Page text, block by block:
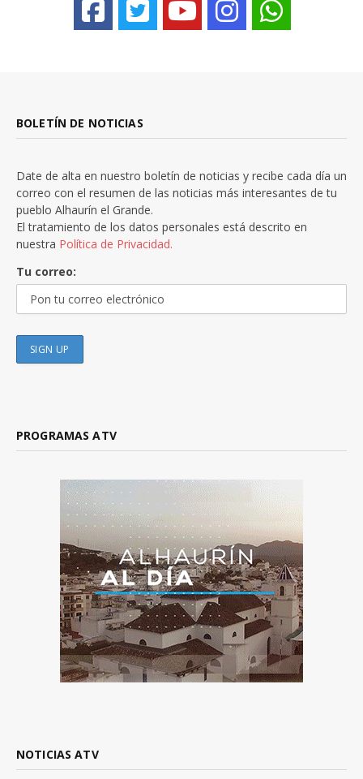
BOLETÍN DE NOTICIAS
Date de alta en nuestro boletín de noticias y recibe cada día un
correo con el resumen de las noticias más interesantes de tu
pueblo Alhaurín el Grande.
El tratamiento de los datos personales está descrito en
nuestra Política de Privacidad.
Tu correo:
PROGRAMAS ATV
NOTICIAS ATV